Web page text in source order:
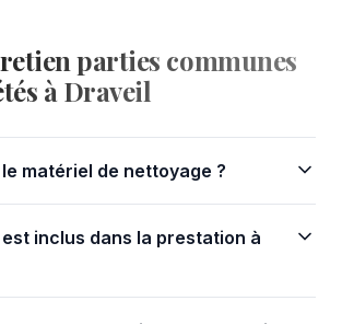
parties communes
à Draveil
matériel de nettoyage ?
inclus dans la prestation à